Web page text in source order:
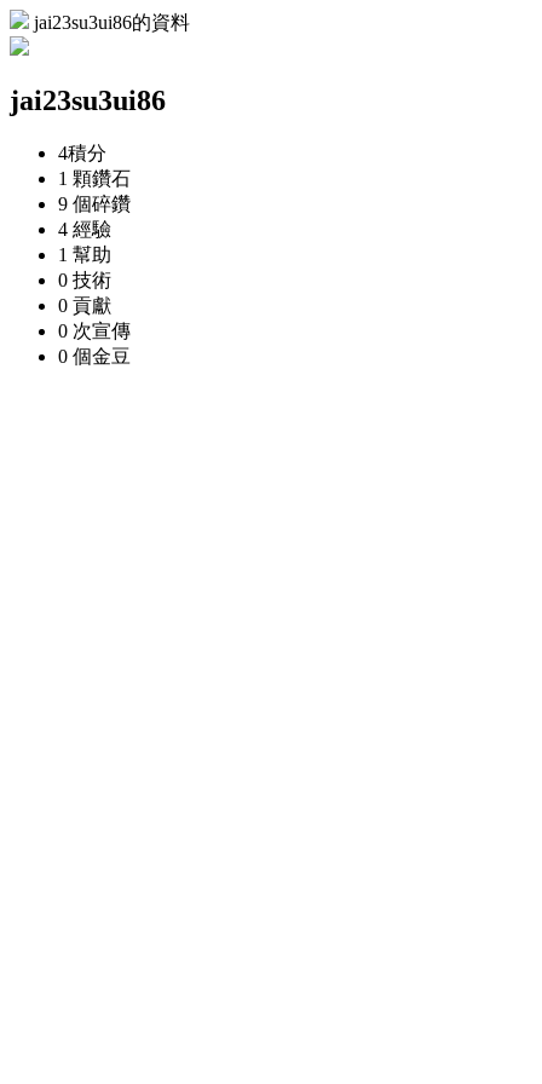
jai23su3ui86的資料
jai23su3ui86
4積分
1 顆鑽石
9 個碎鑽
4 經驗
1 幫助
0 技術
0 貢獻
0 次宣傳
0 個金豆